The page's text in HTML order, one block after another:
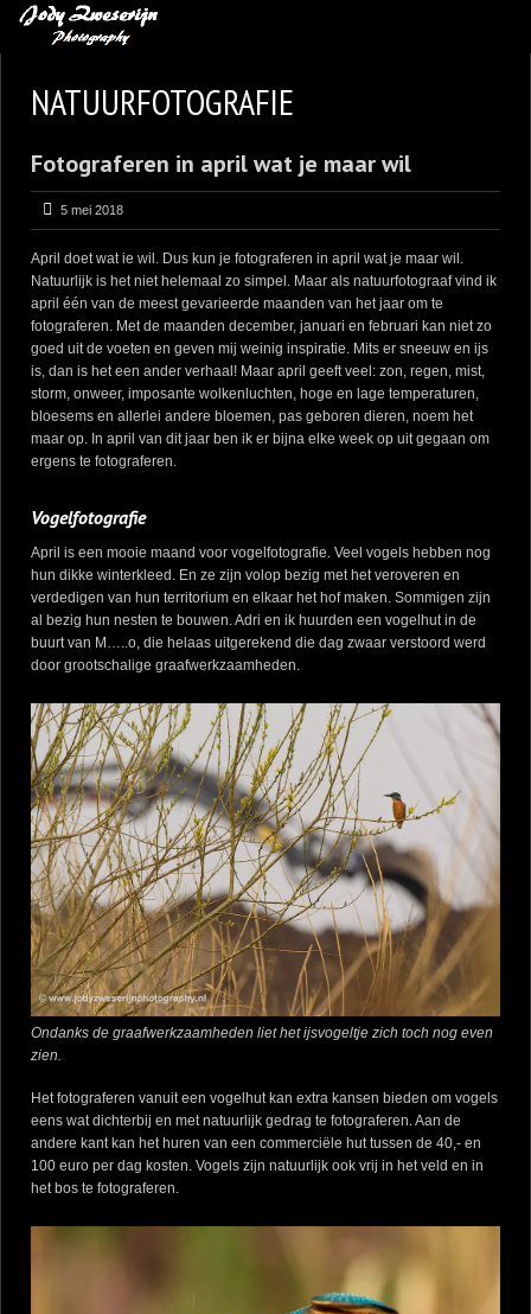
BLOG
LEREN VAN KUNST
BENCE MATE FOTOHUTTEN
OVER MIJ
CONTACT
NATUURFOTOGRAFIE
Fotograferen in april wat je maar wil
5 mei 2018
April doet wat ie wil. Dus kun je fotograferen in april wat je maar wil.
Natuurlijk is het niet helemaal zo simpel. Maar als natuurfotograaf vind ik
april één van de meest gevarieerde maanden van het jaar om te
fotograferen. Met de maanden december, januari en februari kan niet zo
goed uit de voeten en geven mij weinig inspiratie. Mits er sneeuw en ijs
is, dan is het een ander verhaal! Maar april geeft veel: zon, regen, mist,
storm, onweer, imposante wolkenluchten, hoge en lage temperaturen,
bloesems en allerlei andere bloemen, pas geboren dieren, noem het
maar op. In april van dit jaar ben ik er bijna elke week op uit gegaan om
ergens te fotograferen.
Vogelfotografie
April is een mooie maand voor vogelfotografie. Veel vogels hebben nog
hun dikke winterkleed. En ze zijn volop bezig met het veroveren en
verdedigen van hun territorium en elkaar het hof maken. Sommigen zijn
al bezig hun nesten te bouwen. Adri en ik huurden een vogelhut in de
buurt van M…..o, die helaas uitgerekend die dag zwaar verstoord werd
door grootschalige graafwerkzaamheden.
Ondanks de graafwerkzaamheden liet het ijsvogeltje zich toch nog even
zien.
Het fotograferen vanuit een vogelhut kan extra kansen bieden om vogels
eens wat dichterbij en met natuurlijk gedrag te fotograferen. Aan de
andere kant kan het huren van een commerciële hut tussen de 40,- en
100 euro per dag kosten. Vogels zijn natuurlijk ook vrij in het veld en in
het bos te fotograferen.